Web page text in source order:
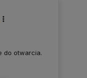
do otwarcia.